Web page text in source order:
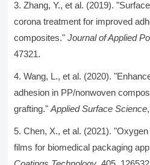
Zhang, Y., et al. (2019).
corona treatment for improved
composites."Journal of Applied
47321.
Wang, L., et al. (2020).
adhesion in PP/nonwoven
grafting."Applied Surface Science
Chen, X., et al. (2021).
films for biomedical packaging